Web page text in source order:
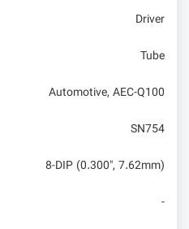
Driver
Tube
Automotive, AEC-Q100
SN754
8-DIP (0.300", 7.62mm)
-